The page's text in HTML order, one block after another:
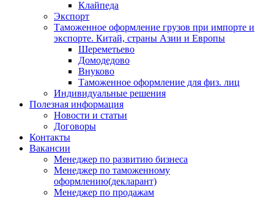
Клайпеда
Экспорт
Таможенное оформление грузов при импорте и
экспорте. Китай, страны Азии и Европы
Шереметьево
Домодедово
Внуково
Таможенное оформление для физ. лиц
Индивидуальные решения
Полезная информация
Новости и статьи
Договоры
Контакты
Вакансии
Менеджер по развитию бизнеса
Менеджер по таможенному
оформлению(декларант)
Менеджер по продажам